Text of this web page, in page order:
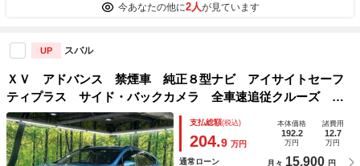
今あなたの他に2人が見ています
UP スバル
ＸＶ アドバンス 禁煙車 純正８型ナビ アイサイトセーフ
ティプラス サイド・バックカメラ 全車速追従クルーズ リ
ヤビークルディティクション ドラレコ コーナーセンサー
ＬＥＤヘッド ルーフレール ＥＴＣ
支払総額(税込)
204.9 万円
本体価格
192.2
万円
諸費用
12.7
万円
通常ローン 月々 15,900 円